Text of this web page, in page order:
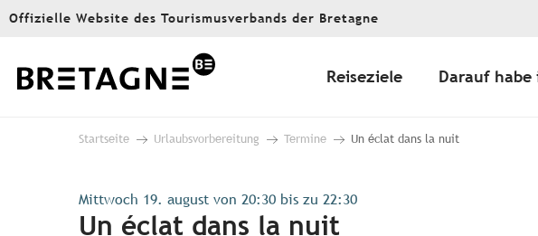
Aller
principal
Offizielle Website des Tourismusverbands der Bretagne
Reiseziele Darauf habe
Startseite Urlaubsvorbereitung Termine Un éclat dans la nuit
Mittwoch 19. august von 20:30 bis zu 22:30
Un éclat dans la nuit